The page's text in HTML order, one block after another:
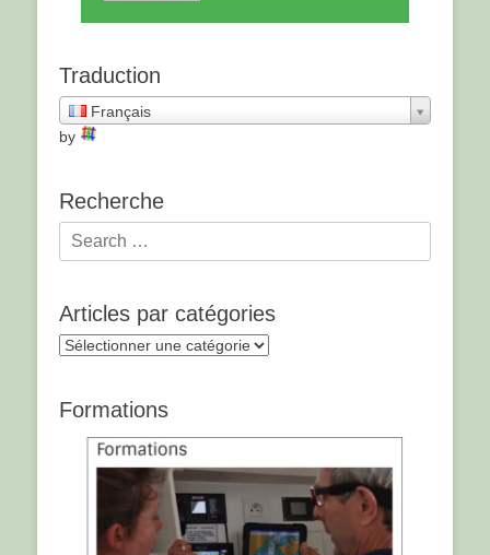
Traduction
Français
by
Recherche
Articles par catégories
Articles
Formations